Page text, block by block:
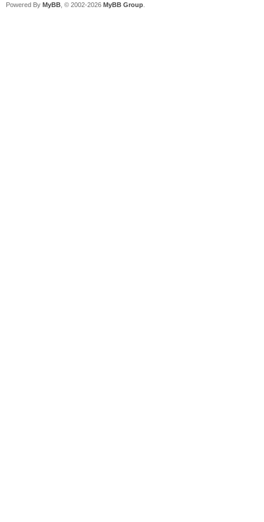
Powered By MyBB , © 2002-2026 MyBB Group